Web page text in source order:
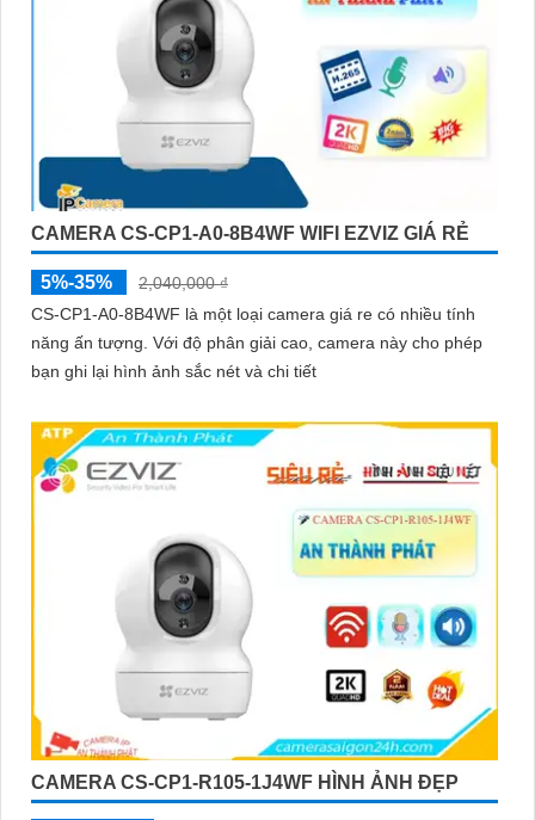
CAMERA CS-CP1-A0-8B4WF WIFI EZVIZ GIÁ RẺ
5%-35%
2,040,000 ₫
CS-CP1-A0-8B4WF là một loại camera giá re có nhiều tính
năng ấn tượng. Với độ phân giải cao, camera này cho phép
bạn ghi lại hình ảnh sắc nét và chi tiết
CAMERA CS-CP1-R105-1J4WF HÌNH ẢNH ĐẸP